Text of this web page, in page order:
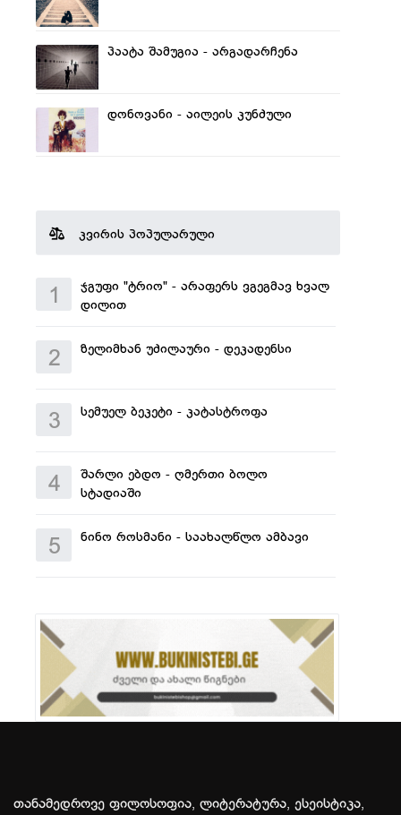
პაატა შამუგია - არგადარჩენა
დონოვანი - აილეის კუნძული
კვირის პოპულარული
1
ჯგუფი "ტრიო" - არაფერს ვგეგმავ ხვალ
დილით
2 ზელიმხან უძილაური - დეკადენსი
3 სემუელ ბეკეტი - კატასტროფა
4
შარლი ებდო - ღმერთი ბოლო
სტადიაში
5 ნინო როსმანი - საახალწლო ამბავი
თანამედროვე ფილოსოფია, ლიტერატურა, ესეისტიკა,